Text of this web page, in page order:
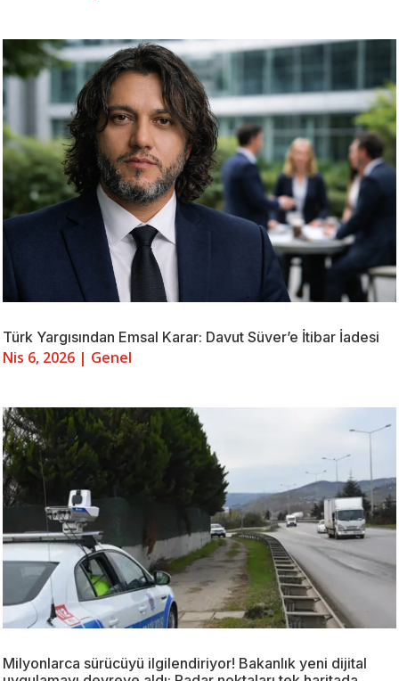
Türk Yargısından Emsal Karar: Davut Süver’e İtibar İadesi
Nis 6, 2026 | Genel
Milyonlarca sürücüyü ilgilendiriyor! Bakanlık yeni dijital